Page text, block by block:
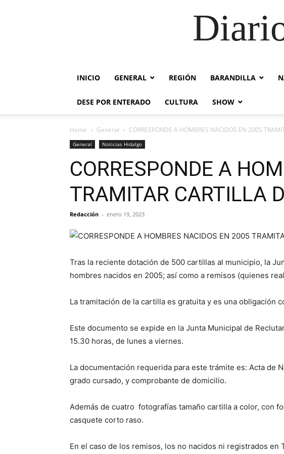
INICIO GENERAL REGIÓN BARANDILLA
DESE POR ENTERADO CULTURA SHOW
Home General CORRESPONDE A HOMBRES NACIDOS EN 2005
General Noticias Hidalgo
CORRESPONDE A
TRAMITAR CARTILLA
Redacción - enero 19, 2023
Tras la reciente dotación de 500 cartillas al municipio, la
hombres nacidos en 2005; así como a remisos (quienes
La tramitación de la cartilla es gratuita y es una obligación
Este documento se expide en la Junta Municipal de
15.30 horas, de lunes a viernes.
La documentación requerida para este trámite es: Acta de
grado cursado, y comprobante de domicilio.
Además de cuatro fotografías tamaño cartilla a color, con
casquete corto raso.
En el caso de los remisos, los no nacidos ni registrados